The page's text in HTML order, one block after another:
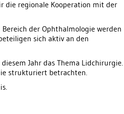
die regionale Kooperation mit der
der Ophthalmologie werden
sich aktiv an den
Jahr das Thema Lidchirurgie.
strukturiert betrachten.